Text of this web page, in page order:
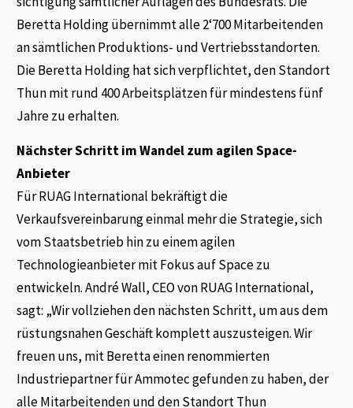
Beretta Holding übernimmt alle 2‘700 Mitarbeitenden
an sämtlichen Produktions- und Vertriebsstandorten.
Die Beretta Holding hat sich verpflichtet, den Standort
Thun mit rund 400 Arbeitsplätzen für mindestens fünf
Jahre zu erhalten.
Nächster Schritt im Wandel zum agilen Space-
Anbieter
Für RUAG International bekräftigt die
Verkaufsvereinbarung einmal mehr die Strategie, sich
vom Staatsbetrieb hin zu einem agilen
Technologieanbieter mit Fokus auf Space zu
entwickeln. André Wall, CEO von RUAG International,
sagt: „Wir vollziehen den nächsten Schritt, um aus dem
rüstungsnahen Geschäft komplett auszusteigen. Wir
freuen uns, mit Beretta einen renommierten
Industriepartner für Ammotec gefunden zu haben, der
alle Mitarbeitenden und den Standort Thun